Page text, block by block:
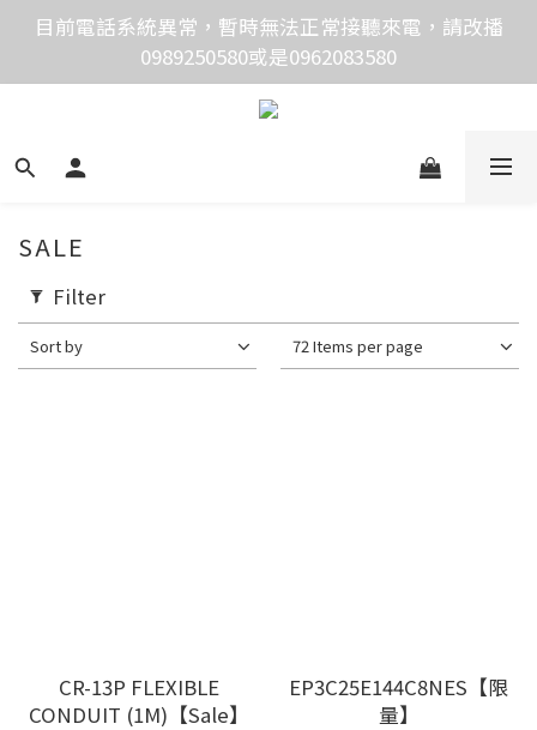
價格均含稅，下單享優惠！歡迎大量採購，由專人提供
專案報價。
目前電話系統異常，暫時無法正常接聽來電，請改播
0989250580或是0962083580
價格均含稅，下單享優惠！歡迎大量採購，由專人提供
SALE
Filter
Sort by 72 Items per page
CR-13P FLEXIBLE
CONDUIT (1M)【Sale】
EP3C25E144C8NES【限
量】